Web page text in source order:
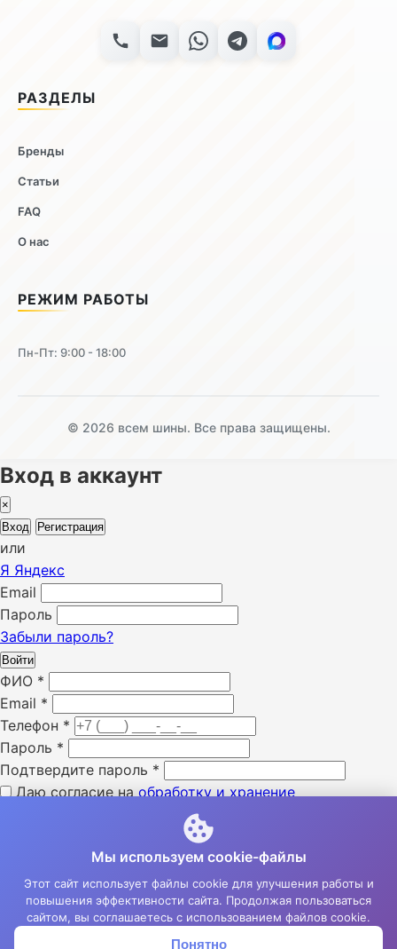
РАЗДЕЛЫ
Бренды
Статьи
FAQ
О нас
РЕЖИМ РАБОТЫ
Пн-Пт: 9:00 - 18:00
© 2026 всем шины. Все права защищены.
Вход в аккаунт
×
Вход
Регистрация
или
Я Яндекс
Email
Пароль
Забыли пароль?
Войти
ФИО *
Email *
Телефон *
Пароль *
Подтвердите пароль *
Даю согласие наобработку и хранение
политикой конфиденциальности
Я даю согласие на получение SMS уведомлений *
Я даю согласие на получение e-mail уведомлений *
Зарегистрироваться
Мы используем cookie-файлы
Этот сайт использует файлы cookie для улучшения работы и
повышения эффективности сайта. Продолжая пользоваться
сайтом, вы соглашаетесь с использованием файлов cookie.
Понятно